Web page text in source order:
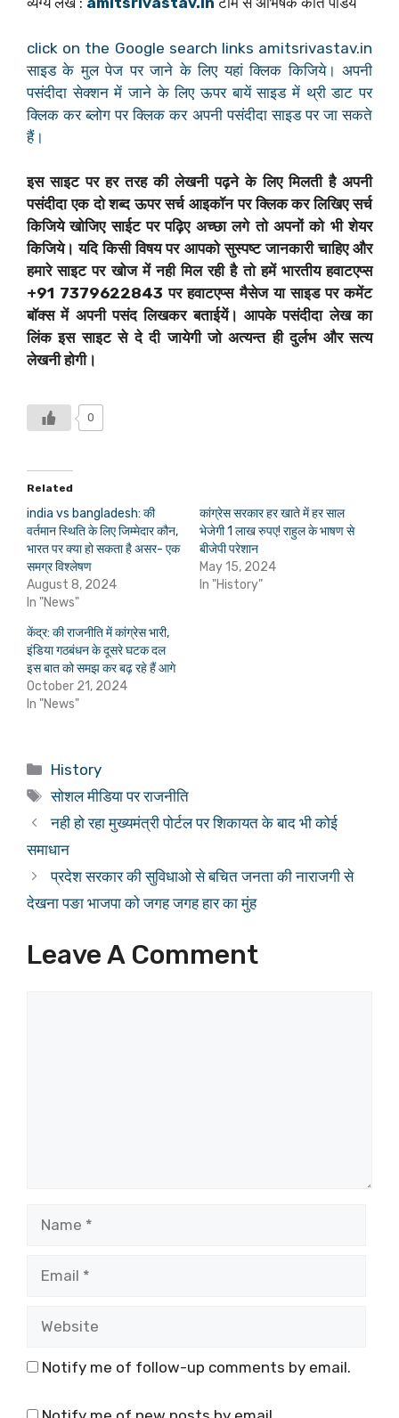
click on the Google search links amitsrivastav.in
साइड के मुल पेज पर जाने के लिए यहां क्लिक किजिये। अपनी
पसंदीदा सेक्शन में जाने के लिए ऊपर बायें साइड में थ्री डाट पर
क्लिक कर ब्लोग पर क्लिक कर अपनी पसंदीदा साइड पर जा सकते
हैं।
इस साइट पर हर तरह की लेखनी पढ़ने के लिए मिलती है अपनी
पसंदीदा एक दो शब्द ऊपर सर्च आइकॉन पर क्लिक कर लिखिए सर्च
किजिये खोजिए साईट पर पढ़िए अच्छा लगे तो अपनों को भी शेयर
किजिये। यदि किसी विषय पर आपको सुस्पष्ट जानकारी चाहिए और
हमारे साइट पर खोज में नही मिल रही है तो हमें भारतीय हवाटएप्स
+91 7379622843 पर हवाटएप्स मैसेज या साइड पर कमेंट
बॉक्स में अपनी पसंद लिखकर बताईयें। आपके पसंदीदा लेख का
लिंक इस साइट से दे दी जायेगी जो अत्यन्त ही दुर्लभ और सत्य
लेखनी होगी।
0
Related
india vs bangladesh: की
वर्तमान स्थिति के लिए जिम्मेदार कौन,
भारत पर क्या हो सकता है असर- एक
समग्र विश्लेषण
August 8, 2024
In "News"
कांग्रेस सरकार हर खाते में हर साल
भेजेगी 1 लाख रुपए! राहुल के भाषण से
बीजेपी परेशान
May 15, 2024
In "History"
केंद्र: की राजनीति में कांग्रेस भारी,
इंडिया गठबंधन के दूसरे घटक दल
इस बात को समझ कर बढ़ रहे हैं आगे
October 21, 2024
In "News"
Categories
History
Tags
सोशल मीडिया पर राजनीति
नही हो रहा मुख्यमंत्री पोर्टल पर शिकायत के बाद भी कोई
समाधान
प्रदेश सरकार की सुविधाओ से बचित जनता की नाराजगी से
देखना पङा भाजपा को जगह जगह हार का मुंह
Leave A Comment
Notify me of follow-up comments by email.